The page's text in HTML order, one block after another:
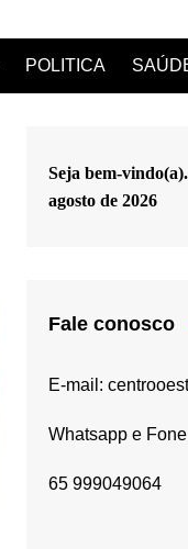
POLITICA
Seja bem-
agosto de 2026
Fale conosco
E-mail:
Whatsapp e
65 999049064